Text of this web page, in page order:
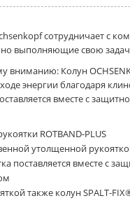
сотрудничает с
выполняющие свою
вниманию: Колун
энергии благодаря
вместе с
ROTBAND-PLUS
утолщенной
поставляется вместе с
также колун SPALT-